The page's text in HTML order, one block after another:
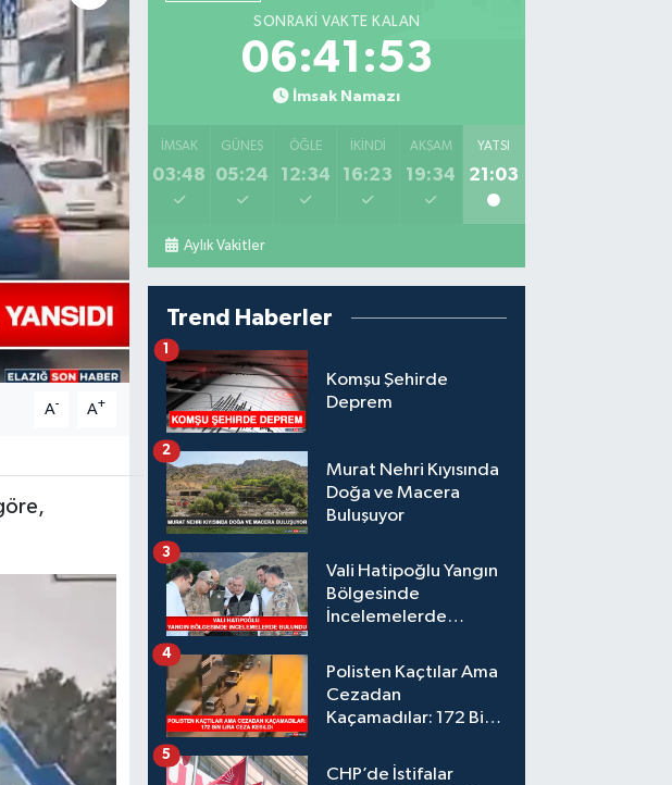
A- A+
SONRAKI VAKTE KALAN
06:41:52
İmsak Namazı
İMSAK
03:48
GÜNEŞ
05:24
ÖĞLE
12:34
İKINDI
16:23
AKŞAM
19:34
YATSI
21:03
Aylık Vakitler
Trend Haberler
Komşu Şehirde
Deprem
1
Murat Nehri Kıyısında
Doğa ve Macera
Buluşuyor
2
Vali Hatipoğlu Yangın
Bölgesinde
İncelemelerde
3
Polisten Kaçtılar Ama
Cezadan
Kaçamadılar: 172 Bin
4
CHP’de İstifalar
5